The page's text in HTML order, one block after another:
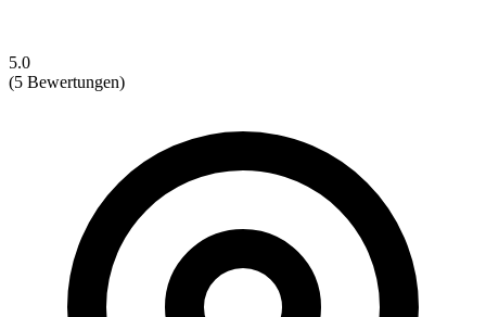
5.0
(5 Bewertungen)